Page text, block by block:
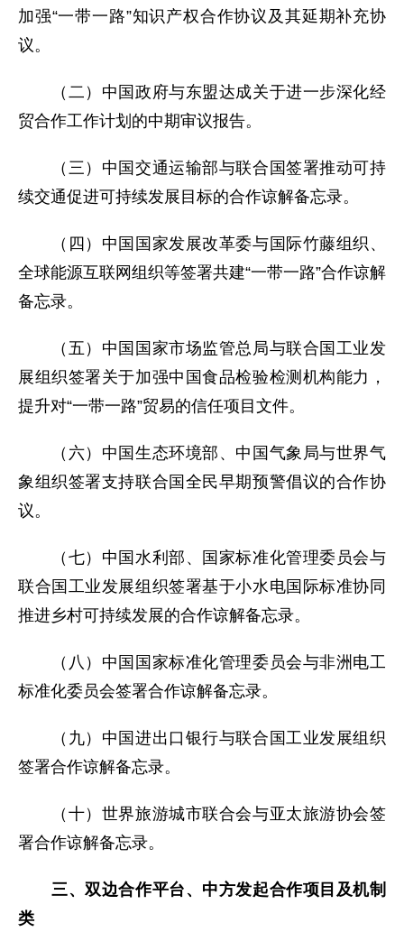
加强“一带一路”知识产权合作协议及其延期补充协
议。
（二）中国政府与东盟达成关于进一步深化经
贸合作工作计划的中期审议报告。
（三）中国交通运输部与联合国签署推动可持
续交通促进可持续发展目标的合作谅解备忘录。
（四）中国国家发展改革委与国际竹藤组织、
全球能源互联网组织等签署共建“一带一路”合作谅解
备忘录。
（五）中国国家市场监管总局与联合国工业发
展组织签署关于加强中国食品检验检测机构能力，
提升对“一带一路”贸易的信任项目文件。
（六）中国生态环境部、中国气象局与世界气
象组织签署支持联合国全民早期预警倡议的合作协
议。
（七）中国水利部、国家标准化管理委员会与
联合国工业发展组织签署基于小水电国际标准协同
推进乡村可持续发展的合作谅解备忘录。
（八）中国国家标准化管理委员会与非洲电工
标准化委员会签署合作谅解备忘录。
（九）中国进出口银行与联合国工业发展组织
签署合作谅解备忘录。
（十）世界旅游城市联合会与亚太旅游协会签
署合作谅解备忘录。
三、双边合作平台、中方发起合作项目及机制
类